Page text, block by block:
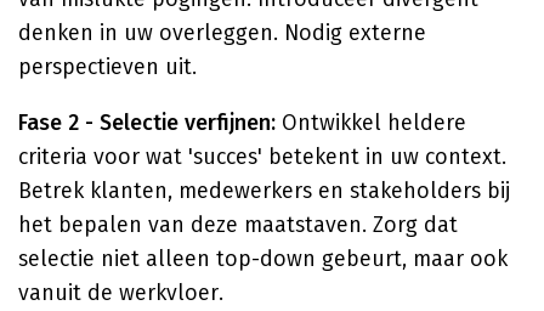
denken in uw overleggen. Nodig externe
perspectieven uit.
Fase 2 - Selectie verfijnen: Ontwikkel heldere
criteria voor wat 'succes' betekent in uw context.
Betrek klanten, medewerkers en stakeholders bij
het bepalen van deze maatstaven. Zorg dat
selectie niet alleen top-down gebeurt, maar ook
vanuit de werkvloer.